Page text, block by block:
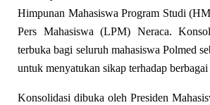
Himpunan Mahasiswa Program Studi
Pers Mahasiswa (LPM) Neraca.
terbuka bagi seluruh mahasiswa Polmed
untuk menyatukan sikap terhadap
Konsolidasi dibuka oleh Presiden